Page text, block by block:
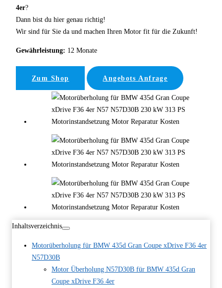
4er?
Dann bist du hier genau richtig!
Wir sind für Sie da und machen Ihren Motor fit für die Zukunft!
Gewährleistung: 12 Monate
Zum Shop Angebots Anfrage
Inhaltsverzeichnis
Motorüberholung für BMW 435d Gran Coupe xDrive F36 4er
N57D30B
Motor Überholung N57D30B für BMW 435d Gran
Coupe xDrive F36 4er